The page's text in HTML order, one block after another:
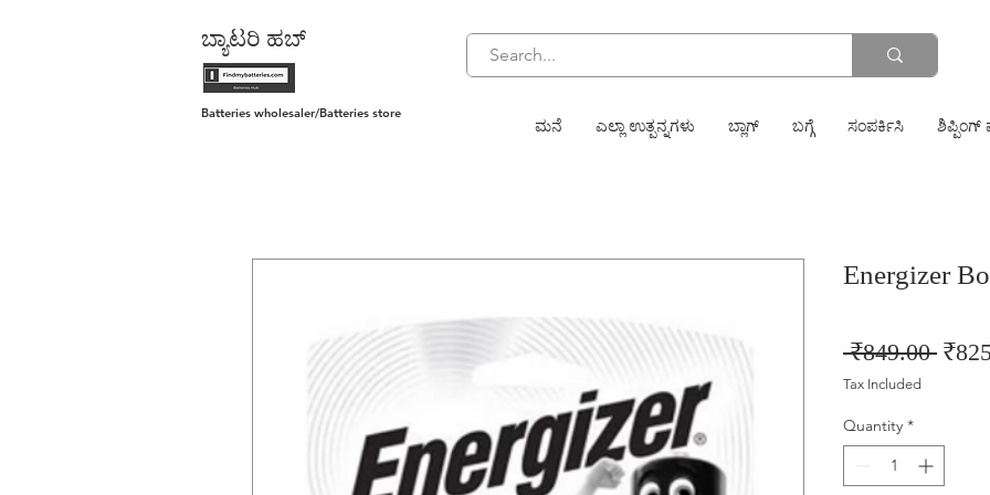
ಬ್ಯಾಟರಿ ಹಬ್
ಮನೆ ಎಲ್ಲಾ ಉತ್ಪನ್ನಗಳು ಬ್ಲಾಗ್ ಬಗ್ಗೆ ಸಂಪರ್ಕಿಸಿ ಶಿಪ್ಪಿಂಗ್
Batteries wholesaler/Batteries store
Energizer
₹849.00
Tax Included
Quantity *